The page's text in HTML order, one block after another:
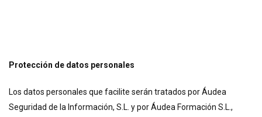
Protección de datos personales
Los datos personales que facilite serán tratados por Áudea
Seguridad de la Información, S.L. y por Áudea Formación S.L.,